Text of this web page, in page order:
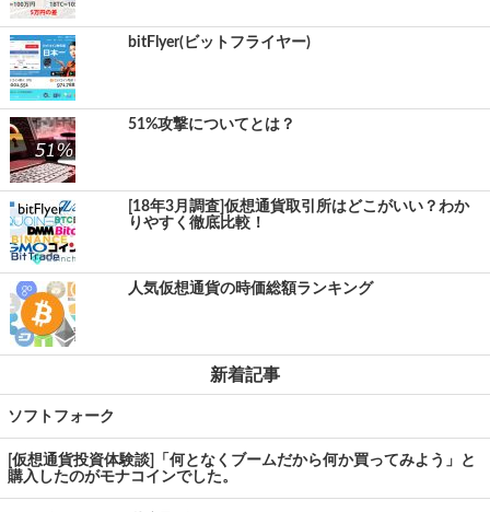
bitFlyer(ビットフライヤー)
51%攻撃についてとは？
[18年3月調査]仮想通貨取引所はどこがいい？わか
りやすく徹底比較！
人気仮想通貨の時価総額ランキング
新着記事
ソフトフォーク
[仮想通貨投資体験談]「何となくブームだから何か買ってみよう」と
購入したのがモナコインでした。